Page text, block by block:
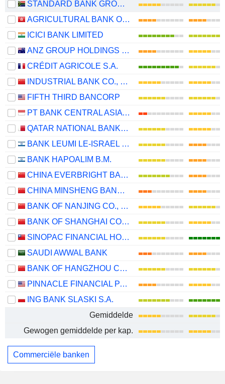
STANDARD BANK GROUP LIMITED
AGRICULTURAL BANK OF CHINA LIMITED
ICICI BANK LIMITED
ANZ GROUP HOLDINGS LIMITED
CRÉDIT AGRICOLE S.A.
INDUSTRIAL BANK CO., LTD.
FIFTH THIRD BANCORP
PT BANK CENTRAL ASIA TBK
QATAR NATIONAL BANK (Q.P.S.C.)
BANK LEUMI LE-ISRAEL B.M.
BANK HAPOALIM B.M.
CHINA EVERBRIGHT BANK COMPANY LIMITED
CHINA MINSHENG BANKING CORP., LTD.
BANK OF NANJING CO., LTD.
BANK OF SHANGHAI CO., LTD.
SINOPAC FINANCIAL HOLDINGS COMPANY LIMITED
SAUDI AWWAL BANK
BANK OF HANGZHOU CO., LTD.
PINNACLE FINANCIAL PARTNERS, INC.
ING BANK SLASKI S.A.
Gemiddelde
Gewogen gemiddelde per kap.
Commerciële banken